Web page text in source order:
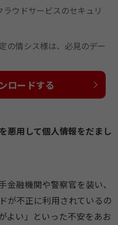
ウドサービスのセキュリ
の情シス様は、必見のデー
ロードする
悪用して個人情報をだまし
融機関や警察官を装い、
が不正に利用されているの
よい」といった不安をあお